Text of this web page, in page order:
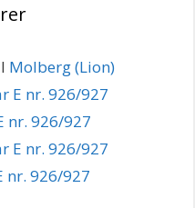
Molberg (Lion)
E nr. 926/927
nr. 926/927
E nr. 926/927
nr. 926/927